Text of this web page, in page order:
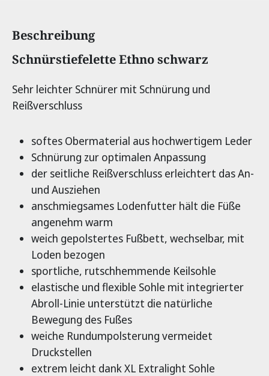
Beschreibung
Produktinformationen
Schnürstiefelette Ethno schwarz
Sehr leichter Schnürer mit Schnürung und
Reißverschluss
softes Obermaterial aus hochwertigem Leder
Schnürung zur optimalen Anpassung
der seitliche Reißverschluss erleichtert das An-
und Ausziehen
anschmiegsames Lodenfutter hält die Füße
angenehm warm
weich gepolstertes Fußbett, wechselbar, mit
Loden bezogen
sportliche, rutschhemmende Keilsohle
elastische und flexible Sohle mit integrierter
Abroll-Linie unterstützt die natürliche
Bewegung des Fußes
weiche Rundumpolsterung vermeidet
Druckstellen
extrem leicht dank XL Extralight Sohle